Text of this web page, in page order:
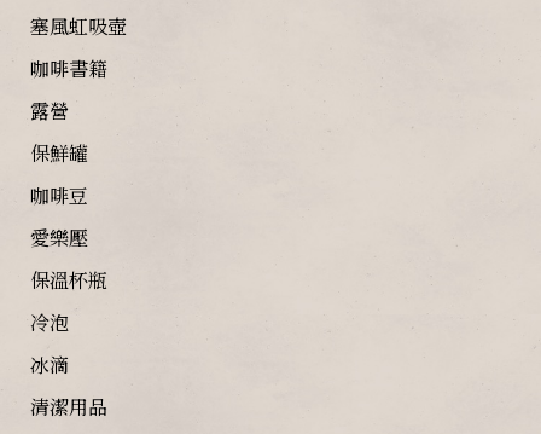
塞風虹吸壺
咖啡書籍
露營
保鮮罐
咖啡豆
愛樂壓
保溫杯瓶
冷泡
冰滴
清潔用品